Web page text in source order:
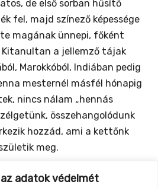
adatok védelmét
de első sorban hűsítő
fel, majd színező képessége
magának ünnepi, főként
Kitanultan a jellemző tájak
Marokkóból, Indiában pedig
mesternél másfél hónapig
nincs nálam „hennás
összehangolódunk
hozzád, ami a kettőnk
meg.
napi 1- 1,5 órás